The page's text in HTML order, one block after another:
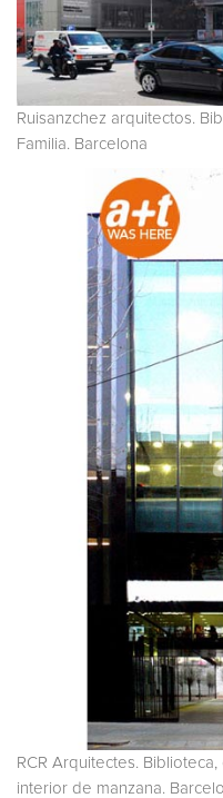
Ruisanzchez arquitectos.
Familia. Barcelona
RCR Arquitectes.
interior de manzana.